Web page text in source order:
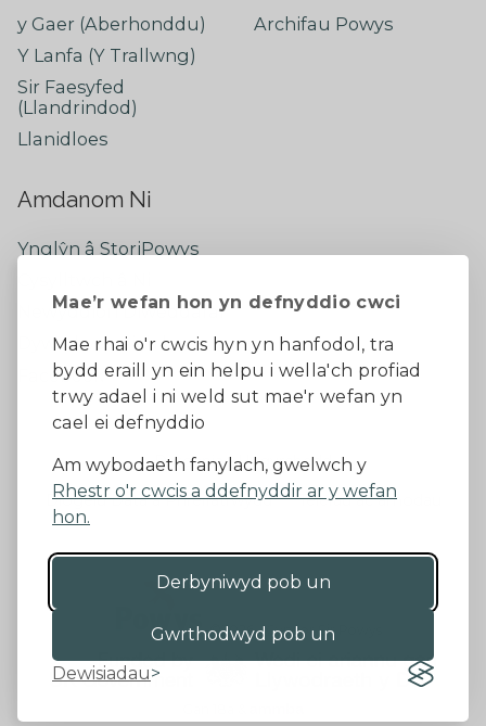
Mae’r wefan hon yn defnyddio cwci
Mae rhai o'r cwcis hyn yn hanfodol, tra
bydd eraill yn ein helpu i wella'ch profiad
trwy adael i ni weld sut mae'r wefan yn
cael ei defnyddio
Am wybodaeth fanylach, gwelwch y
Rhestr o'r cwcis a ddefnyddir ar y wefan
hon.
Derbyniwyd pob un
Gwrthodwyd pob un
Dewisiadau
y Gaer (Aberhonddu)
Y Lanfa (Y Trallwng)
Sir Faesyfed
(Llandrindod)
Llanidloes
Archifau Powys
Amdanom Ni
Ynglŷn â StoriPowys
Newyddion Diweddaraf
Dywedwch eich barn
Facebook
Datganiad Hygyrchedd
Diogelu Data a Phreifatrwydd
Telerau ac amodau
©2026 - Cyngor Sir Powys